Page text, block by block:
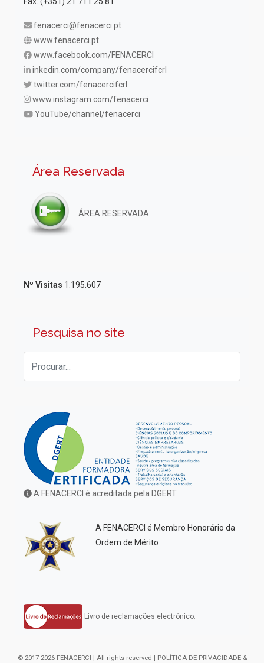
fenacerci@fenacerci.pt
www.fenacerci.pt
www.facebook.com/FENACERCI
inkedin.com/company/fenacercifcrl
twitter.com/fenacercifcrl
www.instagram.com/fenacerci
YouTube/channel/fenacerci
Área Reservada
ÁREA RESERVADA
Nº Visitas 1.195.607
Pesquisa no site
A FENACERCI é acreditada pela DGERT
A FENACERCI é Membro Honorário da
Ordem de Mérito
Livro de reclamações electrónico.
© 2017-2026 FENACERCI | All rights reserved | POLÍTICA DE PRIVACIDADE &